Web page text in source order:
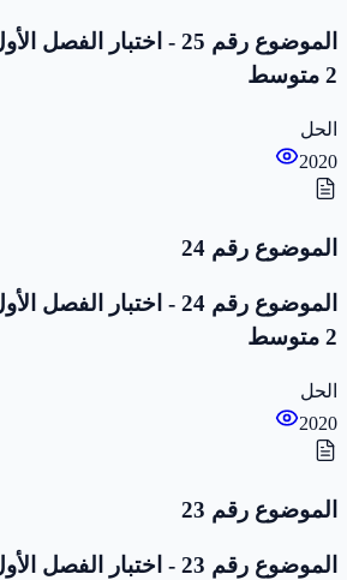
الموضوع رقم 25 - اختبار
2 متوسط
الحل
2020
الموضوع رقم 24
الموضوع رقم 24 - اختبار
2 متوسط
الحل
2020
الموضوع رقم 23
الموضوع رقم 23 - اختبار